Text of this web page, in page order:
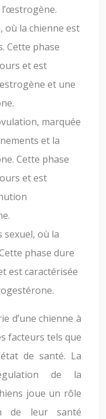
où la chienne est
Cette phase
et est
et une
marquée
et la
Cette phase
et est
sexuel, où la
phase dure
est caractérisée
d’une chienne à
facteurs tels que
de santé. La
de la
joue un rôle
de leur santé